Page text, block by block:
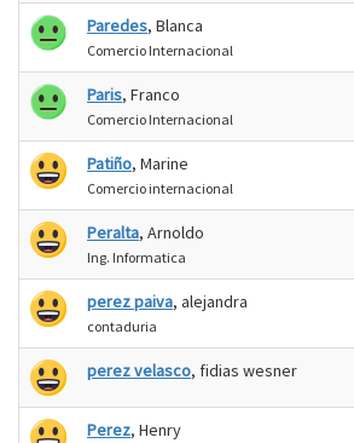
Paredes, Blanca
Comercio Internacional
Paris, Franco
Comercio Internacional
Patiño, Marine
Comercio internacional
Peralta, Arnoldo
Ing. Informatica
perez paiva, alejandra
contaduria
perez velasco, fidias wesner
Perez, Henry